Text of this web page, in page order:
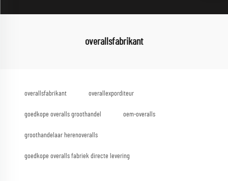
overallsfabrikant
overallsfabrikant overallexporditeur
goedkope overalls groothandel oem-overalls
groothandelaar herenoveralls
goedkope overalls fabriek directe levering